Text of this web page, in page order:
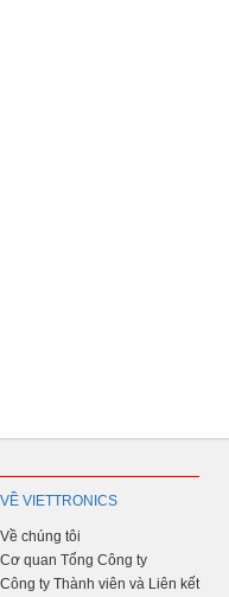
VỀ VIETTRONICS
Về chúng tôi
Cơ quan Tổng Công ty
Công ty Thành viên và Liên kết